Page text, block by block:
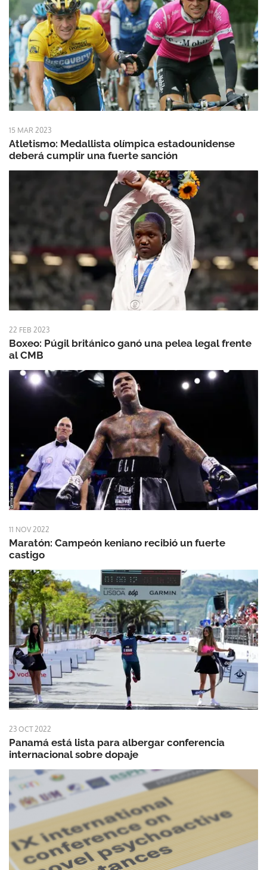
15 MAR 2023
Atletismo: Medallista olímpica estadounidense
deberá cumplir una fuerte sanción
22 FEB 2023
Boxeo: Púgil británico ganó una pelea legal frente
al CMB
11 NOV 2022
Maratón: Campeón keniano recibió un fuerte
castigo
23 OCT 2022
Panamá está lista para albergar conferencia
internacional sobre dopaje